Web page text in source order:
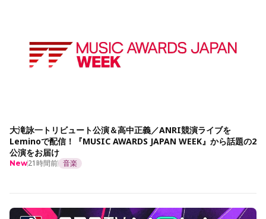
大滝詠一トリビュート公演＆高中正義／ANRI競演ライブを
Leminoで配信！『MUSIC AWARDS JAPAN WEEK』から話題の2
公演をお届け
New21時間前 音楽